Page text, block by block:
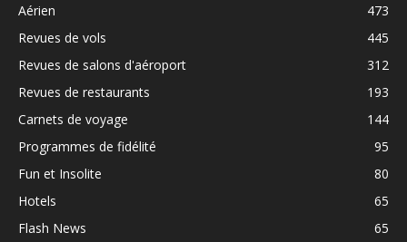
Aérien
473
Revues de vols
445
Revues de salons d'aéroport
312
Revues de restaurants
193
Carnets de voyage
144
Programmes de fidélité
95
Fun et Insolite
80
Hotels
65
Flash News
65